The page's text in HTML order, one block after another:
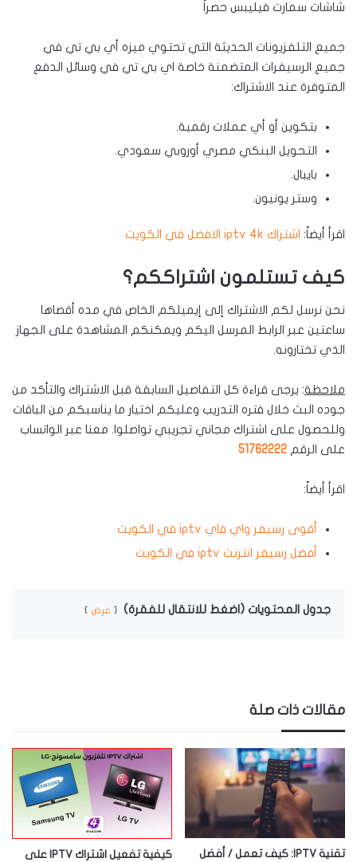
شاشات سمارت فيليبس حصراً
جميع التلفزيونات الحديثة التي تحتوي ميزه أي بي تي في
جميع الرسيفرات المتضمنة خاصة اي بي تي في وسائل الدفع
المتوفرة عند الاشتراك:
بتكوين أو أي عملات رقمية.
التحويل البنكي مصري أوروبي سعودي.
بايبال.
وستر يونيون.
اقرأ أيضاً: اشتراك iptv 4k الافضل في الكويت
كيف تستلمون اشتراككم؟
نحن نرسل لكم الاشتراك إلى إيميلكم الخاص في مده أقصاها
ساعتين عبر الرابط المرسل اليكم ويمكنكم المشاهدة على الجهاز
الذي تختارونه.
ملاحظة: يرجى قراءة كل التفاصيل السابقة قبل الاشتراك والتأكد من
جوده البث خلال فتره التدريب وعليكم اختيار ما يناسبكم من الباقات
وللحصول على اشتراك مجاني تجريبي تواصلوا. معنا عبر الواتساب
على الرقم 51762222
اقرأ أيضاً:
أقوى رسيفر واي فاي iptv في الكويت
أفضل رسيفر انترنت iptv في الكويت
جدول المحتويات (اضغط للانتقال للفقرة) عرض
مقالات ذات صلة
تقنية IPTV: كيف تعمل / أفضل
كيفية تفعيل اشتراك IPTV على